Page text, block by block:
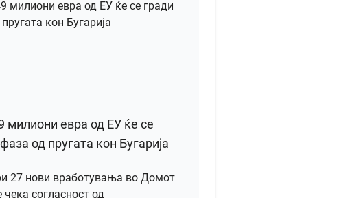
милиони евра од ЕУ ќе се
од пругата кон Бугарија